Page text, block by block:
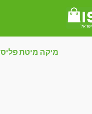
מיקה מיטת פליס